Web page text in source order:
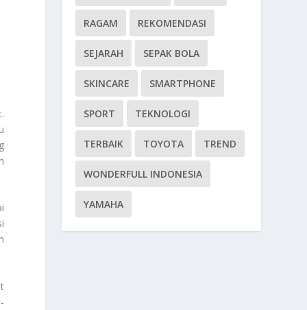
RAGAM REKOMENDASI
SEJARAH SEPAK BOLA
SKINCARE SMARTPHONE
SPORT TEKNOLOGI
TERBAIK TOYOTA TREND
WONDERFULL INDONESIA
YAMAHA